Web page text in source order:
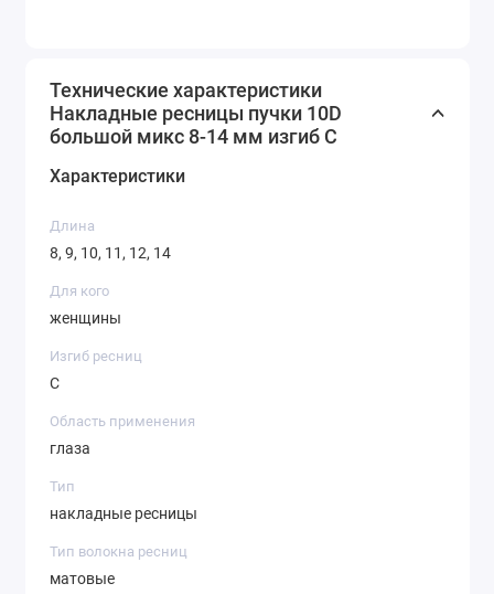
Технические характеристики
Накладные ресницы пучки 10D
большой микс 8-14 мм изгиб С
Характеристики
Длина
8, 9, 10, 11, 12, 14
Для кого
женщины
Изгиб ресниц
С
Область применения
глаза
Тип
накладные ресницы
Тип волокна ресниц
матовые